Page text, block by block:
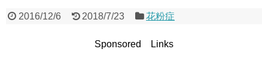
2016/12/6 2018/7/23 花粉症
Sponsored Links